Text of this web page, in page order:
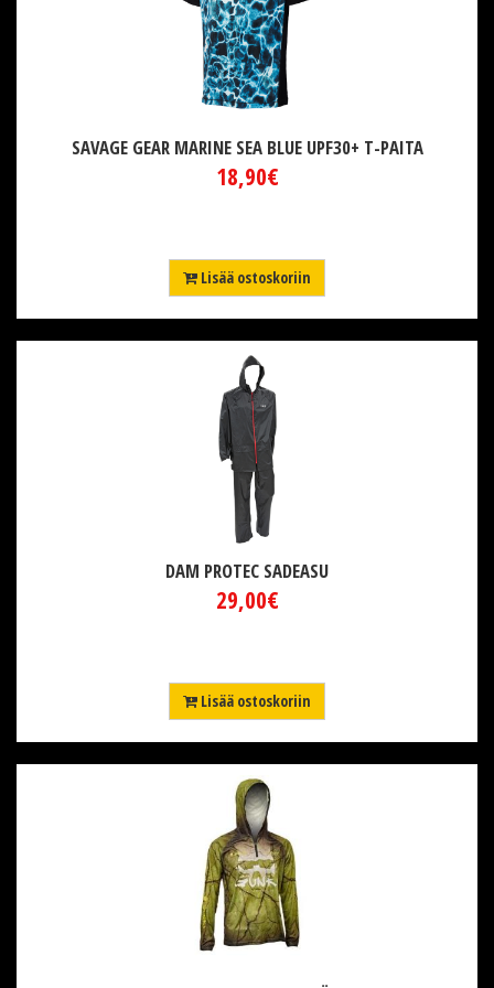
SAVAGE GEAR MARINE SEA BLUE UPF30+ T-PAITA
18,90€
Lisää ostoskoriin
DAM PROTEC SADEASU
29,00€
Lisää ostoskoriin